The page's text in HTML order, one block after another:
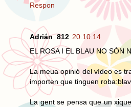
Respon
Adrián_812 20.10.14
EL ROSA I EL BLAU NO SÓN
La meua opinió del vídeo es
importen que tinguen
La gent se pensa que un